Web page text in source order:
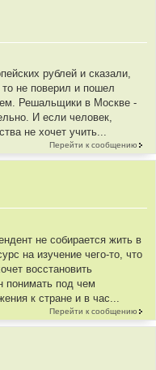
рублей и сказали,
не поверил и пошел
Решальщики в Москве -
И если человек,
не хочет учить...
Перейти к сообщению
не собирается жить в
на изучение чего-то, что
восстановить
понимать под чем
к стране и в час...
Перейти к сообщению